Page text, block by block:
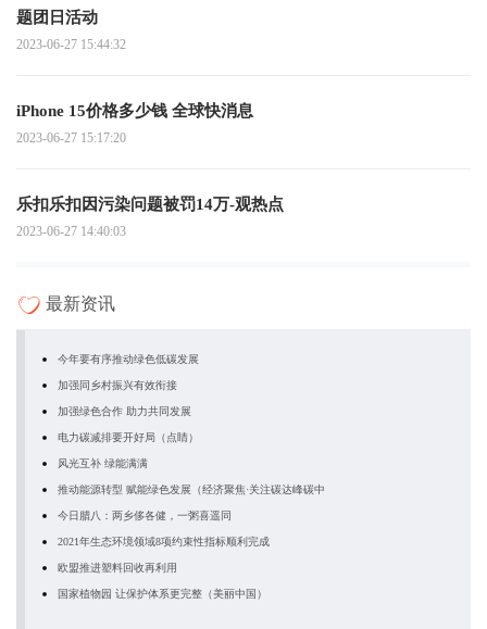
题团日活动
2023-06-27 15:44:32
iPhone 15价格多少钱 全球快消息
2023-06-27 15:17:20
乐扣乐扣因污染问题被罚14万-观热点
2023-06-27 14:40:03
最新资讯
今年要有序推动绿色低碳发展
加强同乡村振兴有效衔接
加强绿色合作 助力共同发展
电力碳减排要开好局（点睛）
风光互补 绿能满满
推动能源转型 赋能绿色发展（经济聚焦·关注碳达峰碳中
今日腊八：两乡侈各健，一粥喜遥同
2021年生态环境领域8项约束性指标顺利完成
欧盟推进塑料回收再利用
国家植物园 让保护体系更完整（美丽中国）